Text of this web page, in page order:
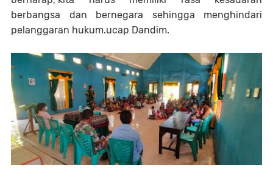
berbangsa dan bernegara sehingga menghindari
pelanggaran hukum.ucap Dandim.